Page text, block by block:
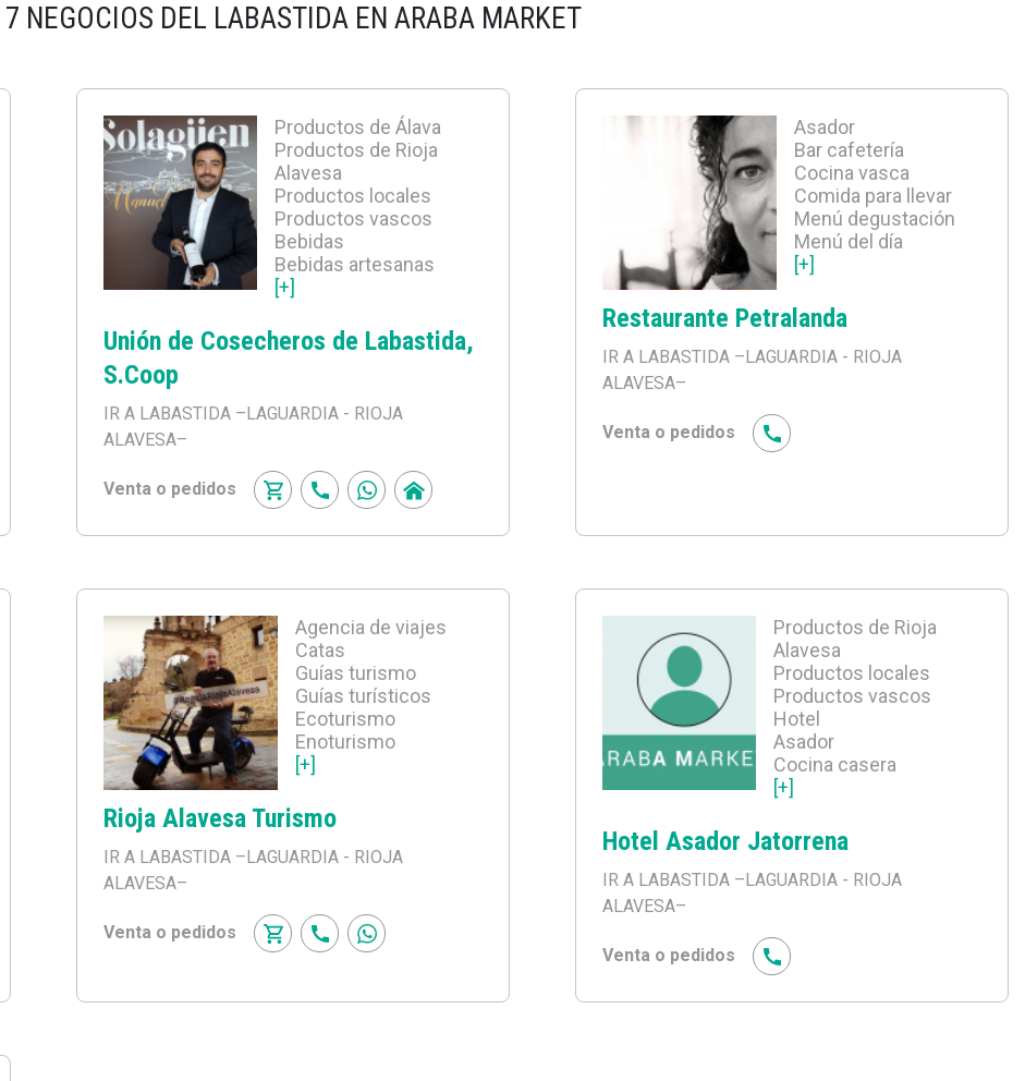
7 NEGOCIOS DEL LABASTIDA EN ARABA MARKET
Productos de Álava
Productos de Rioja
Alavesa
Productos locales
Productos vascos
Bebidas
Bebidas artesanas
[+]
Unión de Cosecheros de Labastida,
S.Coop
IR A LABASTIDA –LAGUARDIA - RIOJA
ALAVESA–
Venta o pedidos
Asador
Bar cafetería
Cocina vasca
Comida para llevar
Menú degustación
Menú del día
[+]
Restaurante Petralanda
IR A LABASTIDA –LAGUARDIA - RIOJA
ALAVESA–
Venta o pedidos
Agencia de viajes
Catas
Guías turismo
Guías turísticos
Ecoturismo
Enoturismo
[+]
Rioja Alavesa Turismo
IR A LABASTIDA –LAGUARDIA - RIOJA
ALAVESA–
Venta o pedidos
Productos de Rioja
Alavesa
Productos locales
Productos vascos
Hotel
Asador
Cocina casera
[+]
Hotel Asador Jatorrena
IR A LABASTIDA –LAGUARDIA - RIOJA
ALAVESA–
Venta o pedidos